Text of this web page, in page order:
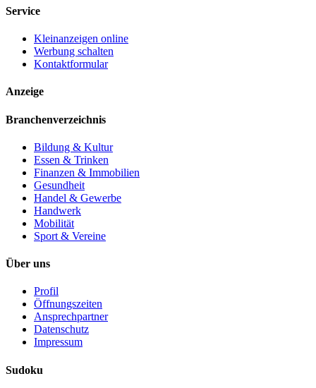
Service
Kleinanzeigen online
Werbung schalten
Kontaktformular
Anzeige
Branchenverzeichnis
Bildung & Kultur
Essen & Trinken
Finanzen & Immobilien
Gesundheit
Handel & Gewerbe
Handwerk
Mobilität
Sport & Vereine
Über uns
Profil
Öffnungszeiten
Ansprechpartner
Datenschutz
Impressum
Sudoku